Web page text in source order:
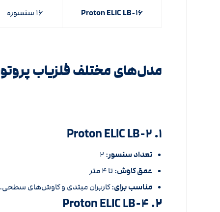
Proton ELIC LB-۱۶ ۱۶ سنسوره
مدل‌های مختلف فلزیاب
۱. Proton ELIC LB-۲
تعداد سنسور: ۲
عمق کاوش:تا ۴ متر
مناسب برای:کاربران مبتدی و کاوش‌های سطحی.
۲. Proton ELIC LB-۴